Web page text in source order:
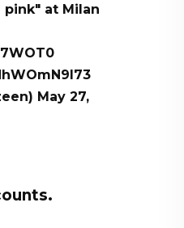
at Milan
May 27,